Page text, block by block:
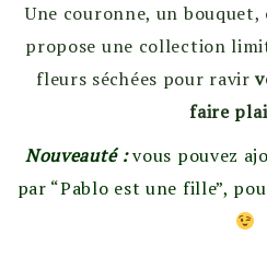
Une couronne, un bouquet,
propose une collection
fleurs séchées pour ravir
faire
Nouveauté : vous pouvez
par “Pablo est une fille”,